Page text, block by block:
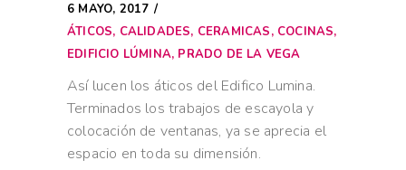
6 MAYO, 2017
ÁTICOS, CALIDADES, CERAMICAS, COCINAS,
EDIFICIO LÚMINA, PRADO DE LA VEGA
Así lucen los áticos del Edifico Lumina.
Terminados los trabajos de escayola y
colocación de ventanas, ya se aprecia el
espacio en toda su dimensión.